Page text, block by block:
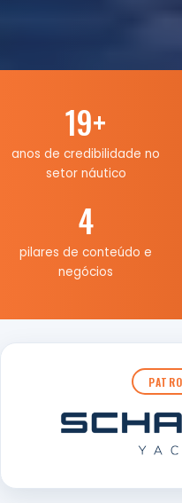
19+
anos de credibilidade no
setor náutico
4
pilares de conteúdo e
negócios